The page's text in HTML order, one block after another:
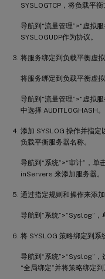
SYSLOGTCP，将负载平
导航到“流量管理”>“虚拟
SYSLOGUDP作为协议。
将服务绑定到负载平衡虚拟
将服务绑定到负载平衡虚拟
导航到“流量管理”>“虚拟
中选择 AUDITLOGHASH。
添加 SYSLOG 操作并指定
负载平衡服务器名称。
导航到“系统”>“审计”，单
inServers 来添加服务器。
通过指定规则和操作来添加
导航到“系统”>“Syslog”，
将 SYSLOG 策略绑定到系
导航到“系统”>“Syslog”
“全局绑定”并将策略绑定到